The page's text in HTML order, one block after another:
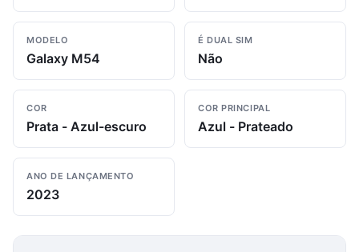
MODELO
Galaxy M54
É DUAL SIM
Não
COR
Prata - Azul-escuro
COR PRINCIPAL
Azul - Prateado
ANO DE LANÇAMENTO
2023